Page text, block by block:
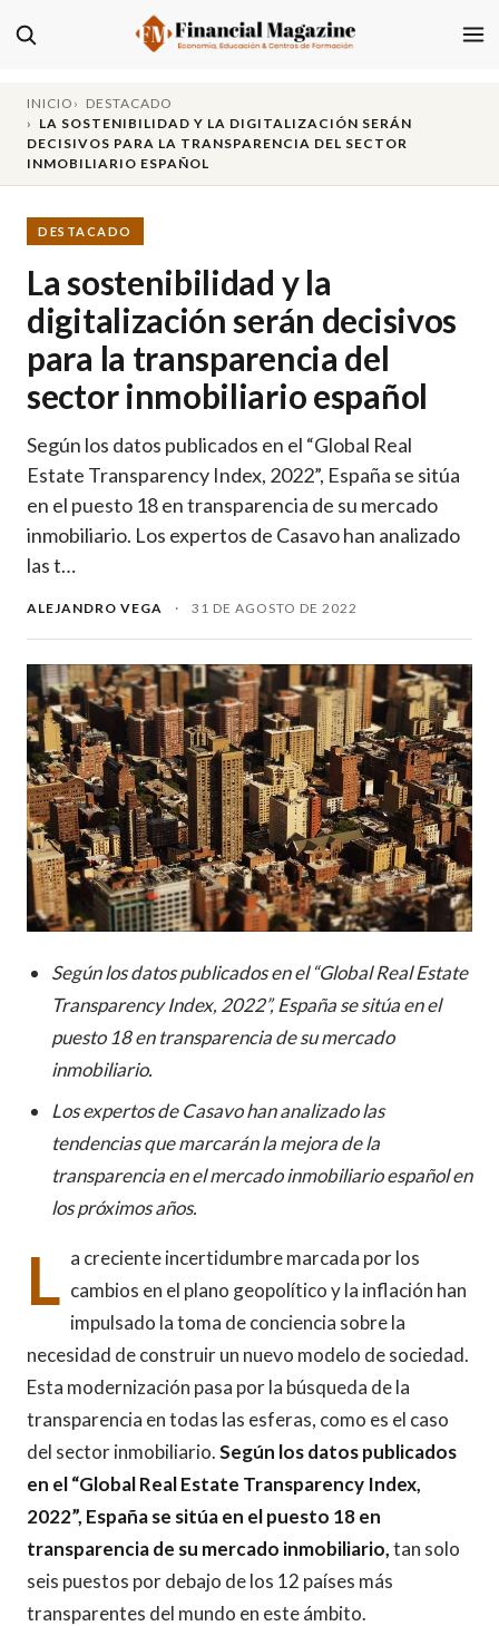
INICIO
DESTACADO
LA SOSTENIBILIDAD Y LA DIGITALIZACIÓN SERÁN
DECISIVOS PARA LA TRANSPARENCIA DEL SECTOR
INMOBILIARIO ESPAÑOL
DESTACADO
La sostenibilidad y la
digitalización serán decisivos
para la transparencia del
sector inmobiliario español
Según los datos publicados en el “Global Real
Estate Transparency Index, 2022”, España se sitúa
en el puesto 18 en transparencia de su mercado
inmobiliario. Los expertos de Casavo han analizado
las t…
ALEJANDRO VEGA · 31 DE AGOSTO DE 2022
Según los datos publicados en el “Global Real Estate
Transparency Index, 2022”, España se sitúa en el
puesto 18 en transparencia de su mercado
inmobiliario.
Los expertos de Casavo han analizado las
tendencias que marcarán la mejora de la
transparencia en el mercado inmobiliario español en
los próximos años.
L a creciente incertidumbre marcada por los
cambios en el plano geopolítico y la inflación han
impulsado la toma de conciencia sobre la
necesidad de construir un nuevo modelo de sociedad.
Esta modernización pasa por la búsqueda de la
transparencia en todas las esferas, como es el caso
del sector inmobiliario.Según los datos publicados
en el “Global Real Estate Transparency Index,
2022”, España se sitúa en el puesto 18 en
transparencia de su mercado inmobiliario,tan solo
seis puestos por debajo de los 12 países más
transparentes del mundo en este ámbito.